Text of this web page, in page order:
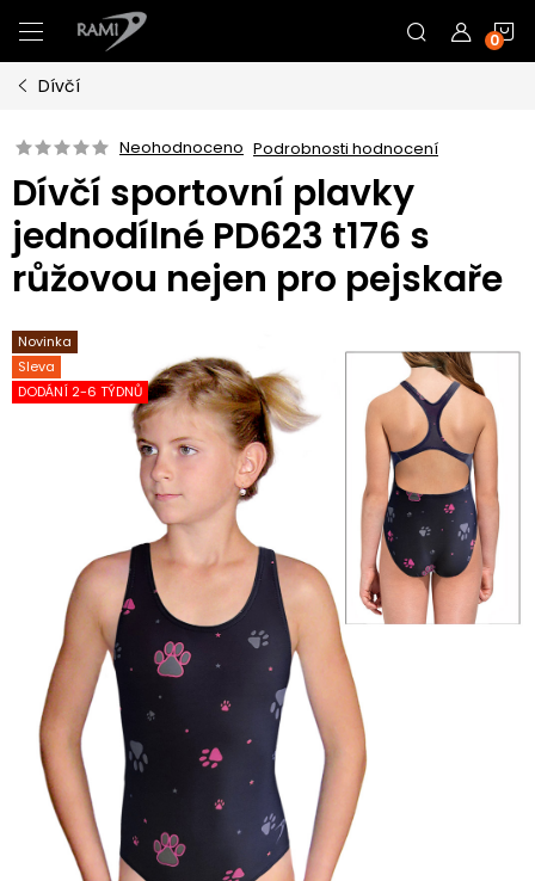
na
obsah
Dívčí
Neohodnoceno Podrobnosti hodnocení
Dívčí sportovní plavky
jednodílné PD623 t176 s
růžovou nejen pro pejskaře
Novinka
Sleva
DODÁNÍ 2-6 TÝDNŮ